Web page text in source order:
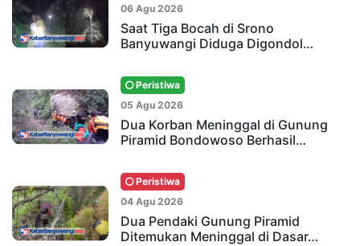
06 Agu 2026
Saat Tiga Bocah di Srono
Banyuwangi Diduga Digondol…
Peristiwa
05 Agu 2026
Dua Korban Meninggal di Gunung
Piramid Bondowoso Berhasil…
Peristiwa
04 Agu 2026
Dua Pendaki Gunung Piramid
Ditemukan Meninggal di Dasar…